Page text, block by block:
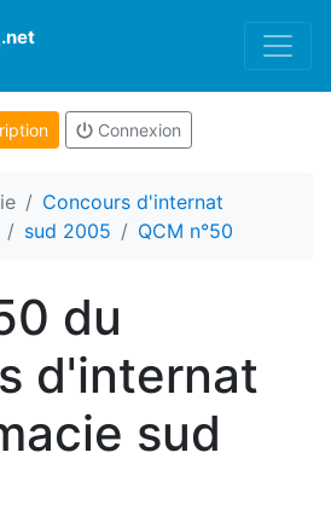
.net
Connexion
Concours d'internat
sud 2005 QCM n°50
du
d'internat
sud